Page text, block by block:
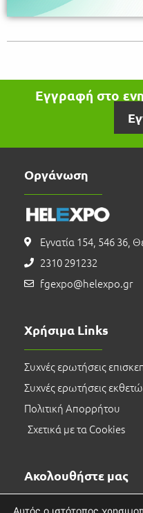
Εγγραφή στο
Οργάνωση
Εγνατία 154, 546 36,
2310 291232
fgexpo@helexpo.gr
Χρήσιμα Links
Συχνές ερωτήσεις
Συχνές ερωτήσεις
Πολιτική Απορρήτου
Σχετικά με τα Cookies
Ακολουθήστε μας
Αυτός ο ιστότοπος